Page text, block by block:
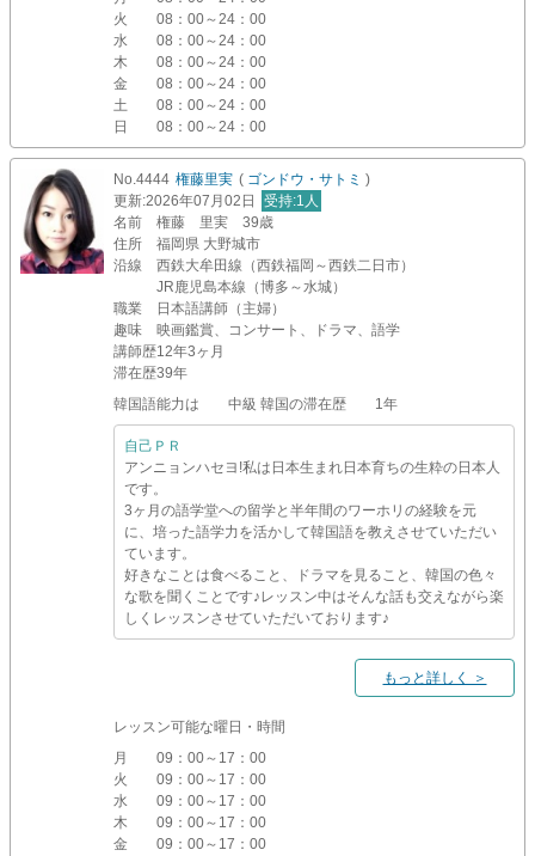
火
08：00～24：00
水
08：00～24：00
木
08：00～24：00
金
08：00～24：00
土
08：00～24：00
日
08：00～24：00
No.4444 権藤里実 ( ゴンドウ・サトミ )
更新:2026年07月02日 受持:1人
名前
権藤 里実 39歳
住所
福岡県 大野城市
沿線
西鉄大牟田線（西鉄福岡～西鉄二日市）
JR鹿児島本線（博多～水城）
職業
日本語講師（主婦）
趣味
映画鑑賞、コンサート、ドラマ、語学
講師歴12年3ヶ月
滞在歴39年
韓国語能力は 中級 韓国の滞在歴 1年
自己ＰＲ
アンニョンハセヨ!私は日本生まれ日本育ちの生粋の日本人
です。
3ヶ月の語学堂への留学と半年間のワーホリの経験を元
に、培った語学力を活かして韓国語を教えさせていただい
ています。
好きなことは食べること、ドラマを見ること、韓国の色々
な歌を聞くことです♪レッスン中はそんな話も交えながら楽
しくレッスンさせていただいております♪
もっと詳しく ＞
レッスン可能な曜日・時間
月
09：00～17：00
火
09：00～17：00
水
09：00～17：00
木
09：00～17：00
金
09：00～17：00